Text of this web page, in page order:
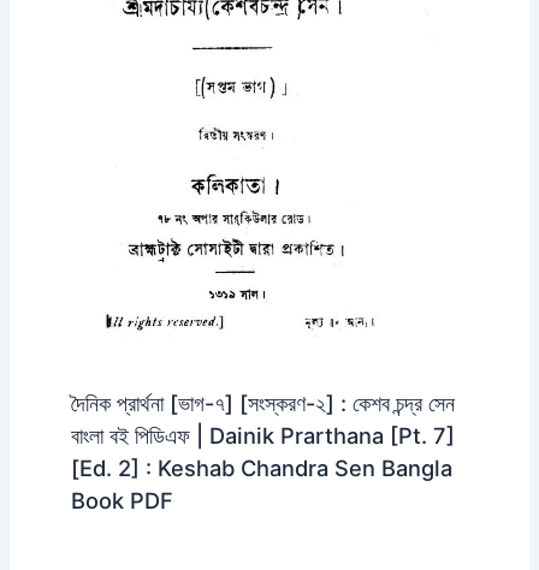
দৈনিক প্রার্থনা [ভাগ-৭] [সংস্করণ-২] : কেশব চন্দ্র সেন
বাংলা বই পিডিএফ | Dainik Prarthana [Pt. 7]
[Ed. 2] : Keshab Chandra Sen Bangla
Book PDF